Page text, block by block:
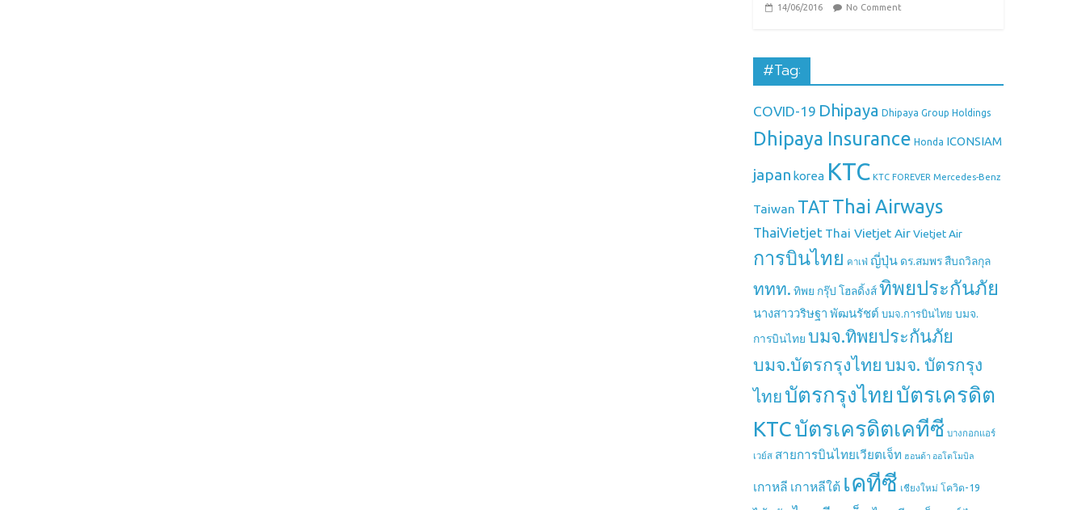
14/06/2016 No Comment
#Tag:
COVID-19 Dhipaya Dhipaya Group Holdings
Dhipaya Insurance Honda ICONSIAM
japan korea KTC KTC FOREVER Mercedes-Benz
Taiwan TAT Thai Airways
ThaiVietjet Thai Vietjet AirVietjet Air
การบินไทย คาเฟ่ ญี่ปุ่น ดร.สมพร สืบถวิลกุล
ททท. ทิพย กรุ๊ป โฮลดิ้งส์ทิพยประกันภัย
นางสาววริษฐา พัฒนรัชต์ บมจ.การบินไทย บมจ.
การบินไทย บมจ.ทิพยประกันภัย
บมจ.บัตรกรุงไทย บมจ. บัตรกรุง
ไทย บัตรกรุงไทย บัตรเครดิต
KTCบัตรเครดิตเคทีซี บางกอกแอร์
เวย์ส สายการบินไทยเวียตเจ็ท ฮอนด้า ออโตโมบิล
เกาหลี เกาหลีใต้ เคทีซี เชียงใหม่ โควิด-19